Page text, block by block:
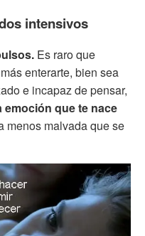
intensivos
Es raro que
enterarte, bien sea
e incapaz de pensar,
emoción que te nace
menos malvada que se